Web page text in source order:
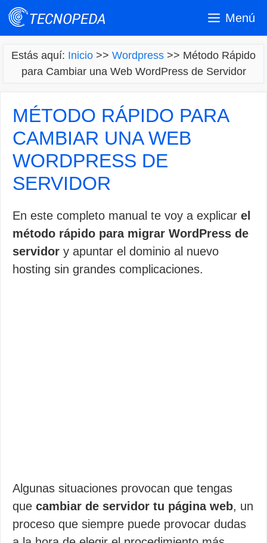
Saltar
Menú
Estás aquí: Inicio >> Wordpress >> Método Rápido
para Cambiar una Web WordPress de Servidor
MÉTODO RÁPIDO PARA
CAMBIAR UNA WEB
WORDPRESS DE
SERVIDOR
En este completo manual te voy a explicar el
método rápido para migrar WordPress de
servidor y apuntar el dominio al nuevo
hosting sin grandes complicaciones.
Algunas situaciones provocan que tengas
que cambiar de servidor tu página web, un
proceso que siempre puede provocar dudas